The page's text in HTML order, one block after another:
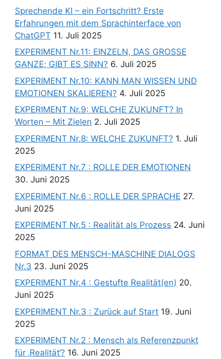
Sprechende KI – ein Fortschritt? Erste
Erfahrungen mit dem Sprachinterface von
ChatGPT 11. Juli 2025
EXPERIMENT Nr.11: EINZELN, DAS GROSSE
GANZE; GIBT ES SINN? 6. Juli 2025
EXPERIMENT Nr.10: KANN MAN WISSEN UND
EMOTIONEN SKALIEREN? 4. Juli 2025
EXPERIMENT Nr.9: WELCHE ZUKUNFT? In
Worten – Mit Zielen 2. Juli 2025
EXPERIMENT Nr.8: WELCHE ZUKUNFT? 1. Juli
2025
EXPERIMENT Nr.7 : ROLLE DER EMOTIONEN
30. Juni 2025
EXPERIMENT Nr.6 : ROLLE DER SPRACHE 27.
Juni 2025
EXPERIMENT Nr.5 : Realität als Prozess 24. Juni
2025
FORMAT DES MENSCH-MASCHINE DIALOGS
Nr.3 23. Juni 2025
EXPERIMENT Nr.4 : Gestufte Realität(en) 20.
Juni 2025
EXPERIMENT Nr.3 : Zurück auf Start 19. Juni
2025
EXPERIMENT Nr.2 : Mensch als Referenzpunkt
für ‚Realität‘? 16. Juni 2025